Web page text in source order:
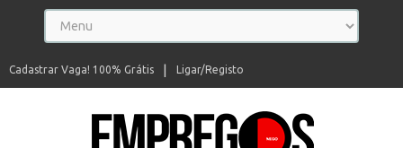
Ligar/Registo
Cadastrar Vaga! 100% Grátis